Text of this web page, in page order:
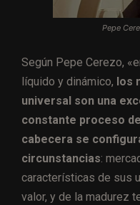
Pepe
Según Pepe Cerezo,
líquido y dinámico, los
universal son una
constante proceso
cabecera se
circunstancias:
características de sus
valor, y de la madurez